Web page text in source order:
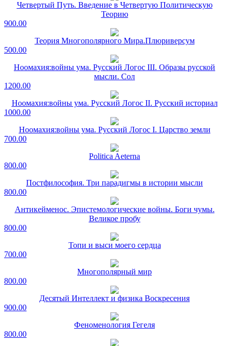
Четвертый Путь. Введение в Четвертую Политическую
Теорию
900.00
Теория Многополярного Мира.Плюриверсум
500.00
Ноомахия:войны ума. Русский Логос III. Образы русской
мысли. Сол
1200.00
Ноомахия:войны ума. Русский Логос II. Русский историал
1000.00
Ноомахия:войны ума. Русский Логос I. Царство земли
700.00
Politica Aeterna
800.00
Постфилософия. Три парадигмы в истории мысли
800.00
Антикейменос. Эпистемологические войны. Боги чумы.
Великое пробу
800.00
Топи и выси моего сердца
700.00
Многополярный мир
800.00
Десятый Интеллект и физика Воскресения
900.00
Феноменология Гегеля
800.00